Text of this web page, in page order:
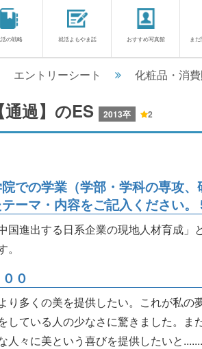
の戦略 就活よもやま話 おすすめ写真館 ま
エントリーシート 化粧品・消
通過】のES 2013卒 2
での学業（学部・学科の専攻
ーマ・内容をご記入ください。
国進出する日系企業の現地人材育成」
０
り多くの美を提供したい。これが私の
している人の少なさに驚きました。
人々に美という喜びを提供したいと